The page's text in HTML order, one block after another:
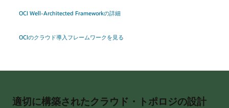
OCI Well-Architected Frameworkの詳細
OCIのクラウド導入フレームワークを見る
適切に構築されたクラウド・トポロジの設計